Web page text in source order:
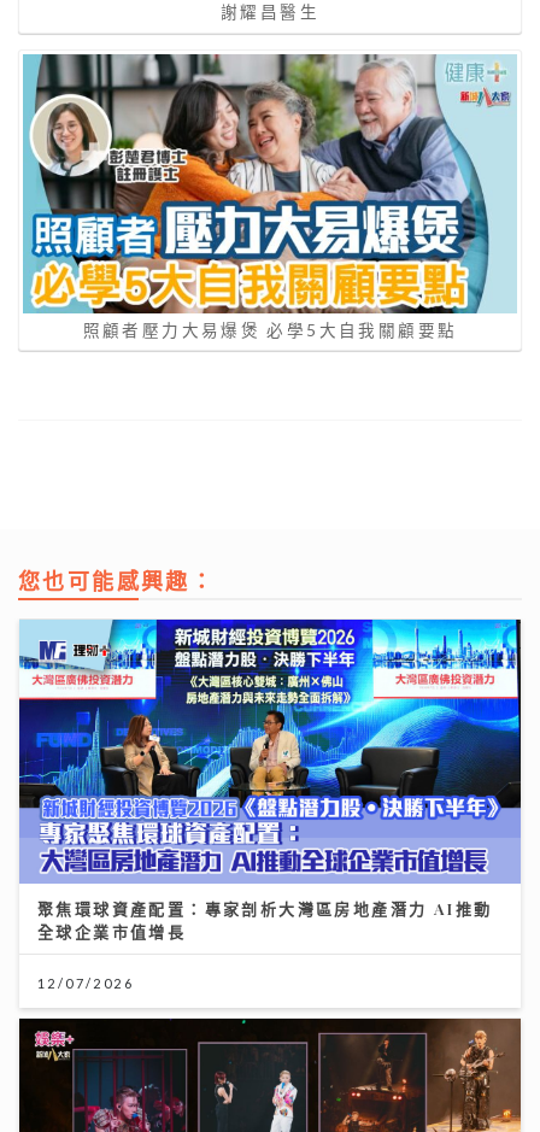
謝耀昌醫生
照顧者壓力大易爆煲 必學5大自我關顧要點
您也可能感興趣：
聚焦環球資產配置：專家剖析大灣區房地產潛力 AI推動
全球企業市值增長
12/07/2026